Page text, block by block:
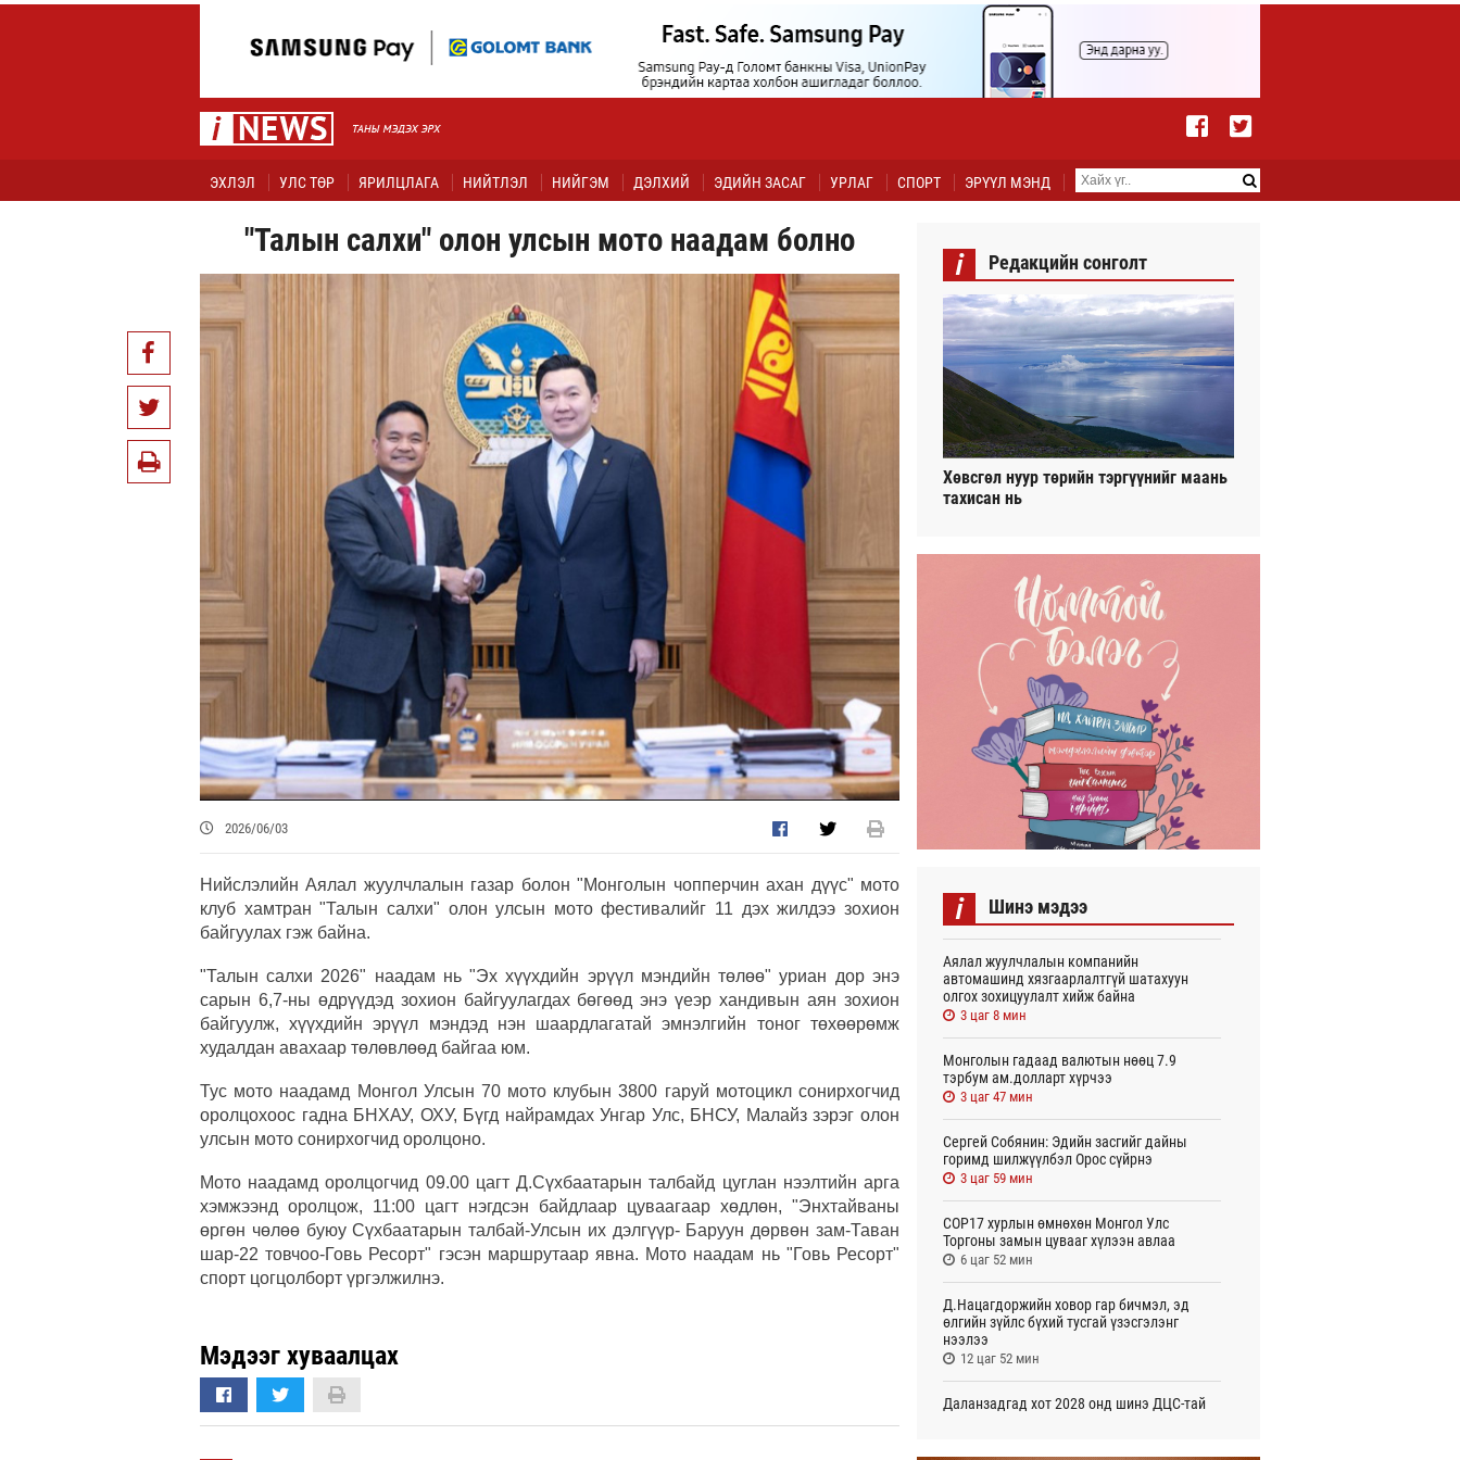
ЭХЛЭЛ УЛС ТӨР ЯРИЛЦЛАГА НИЙТЛЭЛ НИЙГЭМ ДЭЛХИЙ ЭДИЙН ЗАСАГ УРЛАГ СПОРТ ЭРҮҮЛ МЭНД
"Талын салхи" олон улсын мото наадам болно
2026/06/03
Нийслэлийн Аялал жуулчлалын газар болон "Монголын чопперчин ахан дүүс" мото
клуб хамтран "Талын салхи" олон улсын мото фестивалийг 11 дэх жилдээ зохион
байгуулах гэж байна.
"Талын салхи 2026" наадам нь "Эх хүүхдийн эрүүл мэндийн төлөө" уриан дор энэ
сарын 6,7-ны өдрүүдэд зохион байгуулагдах бөгөөд энэ үеэр хандивын аян зохион
байгуулж, хүүхдийн эрүүл мэндэд нэн шаардлагатай эмнэлгийн тоног төхөөрөмж
худалдан авахаар төлөвлөөд байгаа юм.
Тус мото наадамд Монгол Улсын 70 мото клубын 3800 гаруй мотоцикл сонирхогчид
оролцохоос гадна БНХАУ, ОХУ, Бүгд найрамдах Унгар Улс, БНСУ, Малайз зэрэг олон
улсын мото сонирхогчид оролцоно.
Мото наадамд оролцогчид 09.00 цагт Д.Сүхбаатарын талбайд цуглан нээлтийн арга
хэмжээнд оролцож, 11:00 цагт нэгдсэн байдлаар цуваагаар хөдлөн, "Энхтайваны
өргөн чөлөө буюу Сүхбаатарын талбай-Улсын их дэлгүүр- Баруун дөрвөн зам-Таван
шар-22 товчоо-Говь Ресорт" гэсэн маршрутаар явна. Мото наадам нь "Говь Ресорт"
спорт цогцолборт үргэлжилнэ.
Мэдээг хуваалцах
i Редакцийн сонголт
Хөвсгөл нуур төрийн тэргүүнийг маань
тахисан нь
i Шинэ мэдээ
Аялал жуулчлалын компанийн
автомашинд хязгаарлалтгүй шатахуун
олгох зохицуулалт хийж байна
3 цаг 8 мин
Монголын гадаад валютын нөөц 7.9
тэрбум ам.долларт хүрчээ
3 цаг 47 мин
Сергей Собянин: Эдийн засгийг дайны
горимд шилжүүлбэл Орос сүйрнэ
3 цаг 59 мин
COP17 хурлын өмнөхөн Монгол Улс
Торгоны замын цувааг хүлээн авлаа
6 цаг 52 мин
Д.Нацагдоржийн ховор гар бичмэл, эд
өлгийн зүйлс бүхий тусгай үзэсгэлэнг
нээлээ
12 цаг 52 мин
Даланзадгад хот 2028 онд шинэ ДЦС-тай